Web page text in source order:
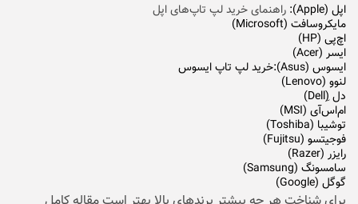
اپل (Apple):
راهنمای خرید لپ تاپ‌های اپل
مایکروسافت (Microsoft)
اچ‌پی (HP)
ایسر (Acer)
ایسوس (Asus):
خرید لپ تاپ ایسوس
لنوو (Lenovo)
دل (ِDell)
ام‌اس‌آی (MSI)
توشیبا (Toshiba)
فوجیتسو (Fujitsu)
رایزر (Razer)
سامسونگ (Samsung)
گوگل (Google)